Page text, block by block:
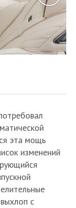
эта мощь
изменений
с